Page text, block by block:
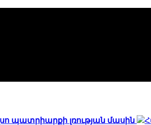
պատրիարքի լռության մասին